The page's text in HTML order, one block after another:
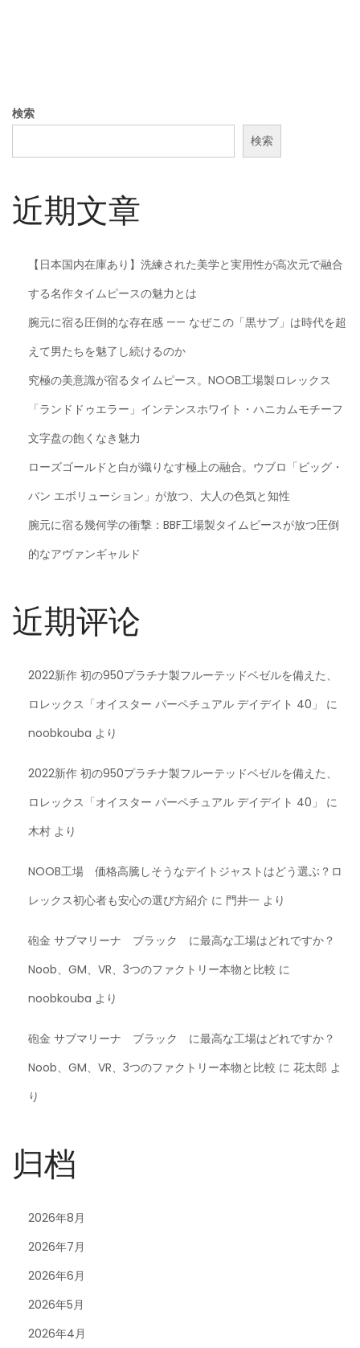
検索
検索
近期文章
【日本国内在庫あり】洗練された美学と実用性が高次元で融合
する名作タイムピースの魅力とは
腕元に宿る圧倒的な存在感 —— なぜこの「黒サブ」は時代を超
えて男たちを魅了し続けるのか
究極の美意識が宿るタイムピース。NOOB工場製ロレックス
「ランドドゥエラー」インテンスホワイト・ハニカムモチーフ
文字盘の飽くなき魅力
ローズゴールドと白が織りなす極上の融合。ウブロ「ビッグ・
バン エボリューション」が放つ、大人の色気と知性
腕元に宿る幾何学の衝撃：BBF工場製タイムピースが放つ圧倒
的なアヴァンギャルド
近期评论
2022新作 初の950プラチナ製フルーテッドベゼルを備えた、
ロレックス「オイスター パーペチュアル デイデイト 40」
に
noobkouba より
2022新作 初の950プラチナ製フルーテッドベゼルを備えた、
ロレックス「オイスター パーペチュアル デイデイト 40」
に
木村 より
NOOB工場 価格高騰しそうなデイトジャストはどう選ぶ？ロ
レックス初心者も安心の選び方紹介 に 門井一 より
砲金 サブマリーナ ブラック に最高な工場はどれですか？
Noob、GM、VR、3つのファクトリー本物と比較 に
noobkouba より
砲金 サブマリーナ ブラック に最高な工場はどれですか？
Noob、GM、VR、3つのファクトリー本物と比較 に 花太郎 よ
り
归档
2026年8月
2026年7月
2026年6月
2026年5月
2026年4月